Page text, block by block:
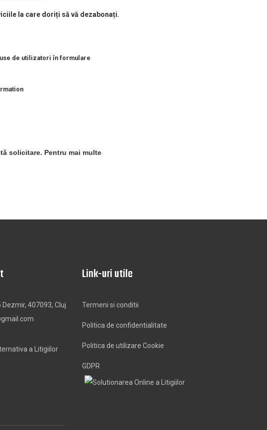
la care doriți să vă dezabonați.
de utilizatori în formulare
solicitare. Pentru mai multe
Dezmir, 407093, Cluj
Link-uri utile
Termeni si conditii
Politica de confidentialitate
Politica de utilizare Cookie
GDPR